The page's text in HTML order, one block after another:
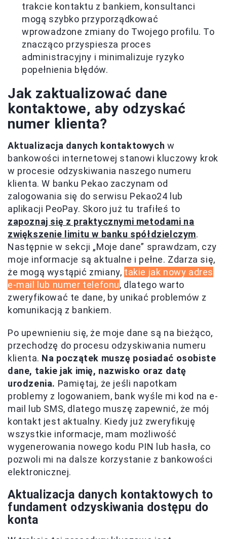
trakcie kontaktu z bankiem, konsultanci
mogą szybko przyporządkować
wprowadzone zmiany do Twojego profilu. To
znacząco przyspiesza proces
administracyjny i minimalizuje ryzyko
popełnienia błędów.
Jak zaktualizować dane
kontaktowe, aby odzyskać
numer klienta?
Aktualizacja danych kontaktowych w
bankowości internetowej stanowi kluczowy krok
w procesie odzyskiwania naszego numeru
klienta. W banku Pekao zaczynam od
zalogowania się do serwisu Pekao24 lub
aplikacji PeoPay. Skoro już tu trafiłeś to
zapoznaj się z praktycznymi metodami na
zwiększenie limitu w banku spółdzielczym.
Następnie w sekcji „Moje dane” sprawdzam, czy
moje informacje są aktualne i pełne. Zdarza się,
że mogą wystąpić zmiany, takie jak nowy adres
e-mail lub numer telefonu, dlatego warto
zweryfikować te dane, by unikać problemów z
komunikacją z bankiem.
Po upewnieniu się, że moje dane są na bieżąco,
przechodzę do procesu odzyskiwania numeru
klienta. Na początek muszę posiadać osobiste
dane, takie jak imię, nazwisko oraz datę
urodzenia. Pamiętaj, że jeśli napotkam
problemy z logowaniem, bank wyśle mi kod na e-
mail lub SMS, dlatego muszę zapewnić, że mój
kontakt jest aktualny. Kiedy już zweryfikuję
wszystkie informacje, mam możliwość
wygenerowania nowego kodu PIN lub hasła, co
pozwoli mi na dalsze korzystanie z bankowości
elektronicznej.
Aktualizacja danych kontaktowych to
fundament odzyskiwania dostępu do
konta